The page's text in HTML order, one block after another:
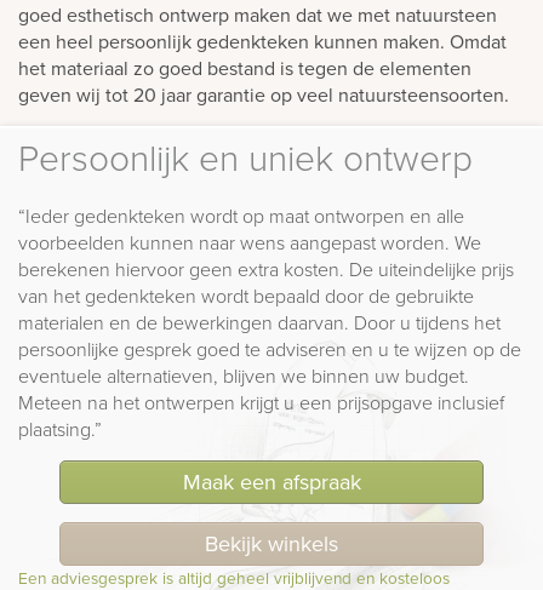
goed esthetisch ontwerp maken dat we met natuursteen
een heel persoonlijk gedenkteken kunnen maken. Omdat
het materiaal zo goed bestand is tegen de elementen
geven wij tot 20 jaar garantie op veel natuursteensoorten.
Persoonlijk en uniek ontwerp
“Ieder gedenkteken wordt op maat ontworpen en alle
voorbeelden kunnen naar wens aangepast worden. We
berekenen hiervoor geen extra kosten. De uiteindelijke prijs
van het gedenkteken wordt bepaald door de gebruikte
materialen en de bewerkingen daarvan. Door u tijdens het
persoonlijke gesprek goed te adviseren en u te wijzen op de
eventuele alternatieven, blijven we binnen uw budget.
Meteen na het ontwerpen krijgt u een prijsopgave inclusief
plaatsing.”
Maak een afspraak
Bekijk winkels
Een adviesgesprek is altijd geheel vrijblijvend en kosteloos